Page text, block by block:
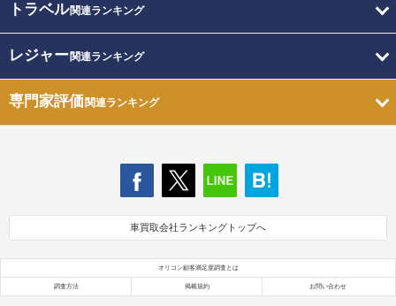
トラベル関連ランキング
レジャー関連ランキング
専門家評価関連ランキング
車買取会社ランキングトップへ
オリコン顧客満足度調査とは
調査方法 掲載規約 お問い合わせ